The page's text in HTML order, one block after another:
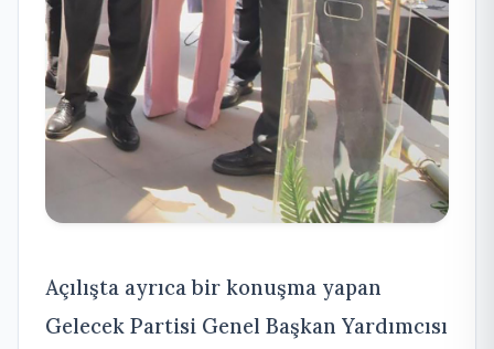
Açılışta ayrıca bir konuşma yapan
Gelecek Partisi Genel Başkan Yardımcısı